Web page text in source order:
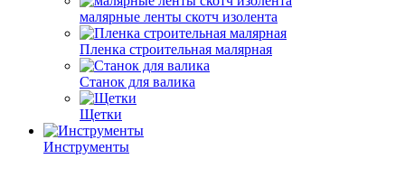
малярные ленты скотч изолента
Пленка строительная малярная
Станок для валика
Щетки
Инструменты